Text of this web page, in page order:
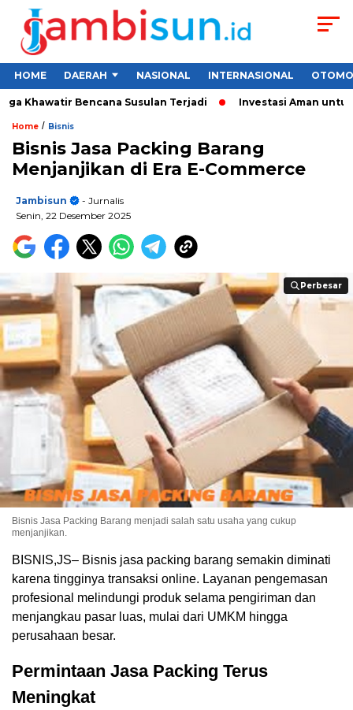
HOME DAERAH NASIONAL INTERNASIONAL
Bencana Susulan Terjadi Investasi Aman untuk
Home / Bisnis
Bisnis Jasa Packing Barang
Menjanjikan di Era E-Commerce
Jambisun
- Jurnalis
Senin, 22 Desember 2025
Perbesar
Perbesar
Bisnis Jasa Packing Barang menjadi salah satu usaha yang cukup
menjanjikan.
BISNIS,JS– Bisnis jasa packing barang semakin diminati
karena tingginya transaksi online. Layanan pengemasan
profesional melindungi produk selama pengiriman dan
menjangkau pasar luas, mulai dari UMKM hingga
perusahaan besar.
Permintaan Jasa Packing Terus
Meningkat